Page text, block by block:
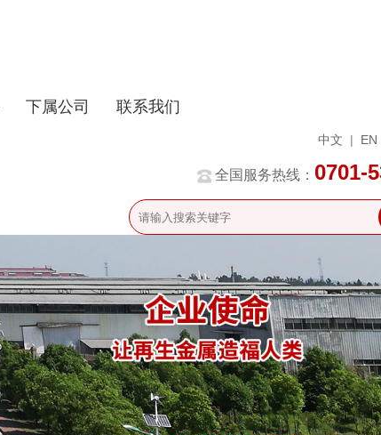
下属公司 联系我们
中文 | EN
全国服务热线： 0701-